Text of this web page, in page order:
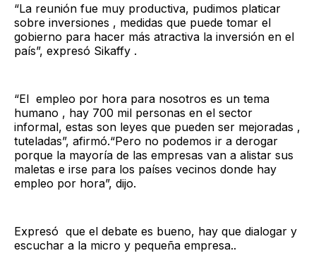
“La reunión fue muy productiva, pudimos platicar
sobre inversiones , medidas que puede tomar el
gobierno para hacer más atractiva la inversión en el
país”, expresó Sikaffy .
“El empleo por hora para nosotros es un tema
humano , hay 700 mil personas en el sector
informal, estas son leyes que pueden ser mejoradas ,
tuteladas”, afirmó.“Pero no podemos ir a derogar
porque la mayoría de las empresas van a alistar sus
maletas e irse para los países vecinos donde hay
empleo por hora”, dijo.
Expresó que el debate es bueno, hay que dialogar y
escuchar a la micro y pequeña empresa..